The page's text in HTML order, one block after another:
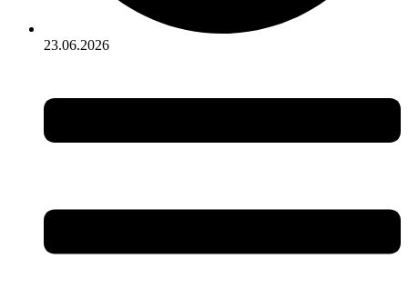
23.06.2026